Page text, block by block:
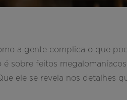
a gente complica o que
é sobre feitos
ele se revela nos detalhes